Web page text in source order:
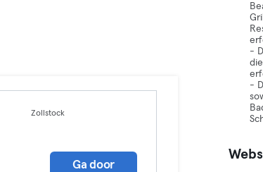
Zollstock
Ga door
-
-